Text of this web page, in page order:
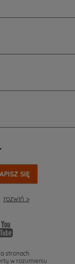
rozwiń >
stronach
w rozumieniu